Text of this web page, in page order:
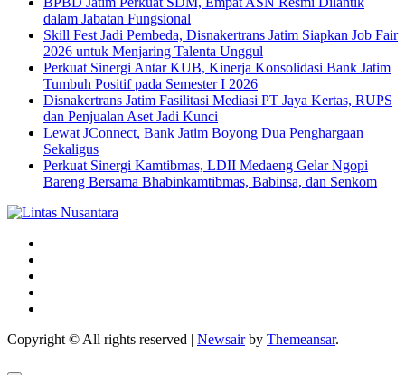
dalam Jabatan Fungsional
Skill Fest Jadi Pembeda, Disnakertrans Jatim Siapkan Job Fair
2026 untuk Menjaring Talenta Unggul
Perkuat Sinergi Antar KUB, Kinerja Konsolidasi Bank Jatim
Tumbuh Positif pada Semester I 2026
Disnakertrans Jatim Fasilitasi Mediasi PT Jaya Kertas, RUPS
dan Penjualan Aset Jadi Kunci
Lewat JConnect, Bank Jatim Boyong Dua Penghargaan
Sekaligus
Perkuat Sinergi Kamtibmas, LDII Medaeng Gelar Ngopi
Bareng Bersama Bhabinkamtibmas, Babinsa, dan Senkom
Copyright © All rights reserved | Newsairby Themeansar.